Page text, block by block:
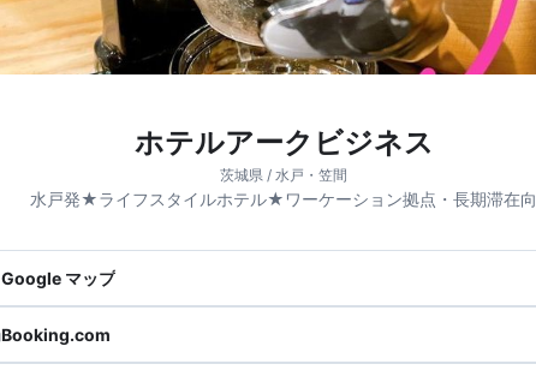
ホテルアークビジネス
茨城県 / 水戸・笠間
水戸発★ライフスタイルホテル★ワーケーション拠点・長期滞在向
Google マップ
Booking.com